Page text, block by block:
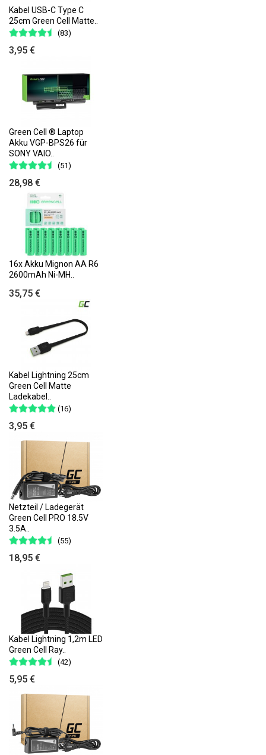
Kabel USB-C Type C
25cm Green Cell Matte..
(83)
3,95 €
Green Cell ® Laptop
Akku VGP-BPS26 für
SONY VAIO..
(51)
28,98 €
16x Akku Mignon AA R6
2600mAh Ni-MH..
35,75 €
Kabel Lightning 25cm
Green Cell Matte
Ladekabel..
(16)
3,95 €
Netzteil / Ladegerät
Green Cell PRO 18.5V
3.5A..
(55)
18,95 €
Kabel Lightning 1,2m LED
Green Cell Ray..
(42)
5,95 €